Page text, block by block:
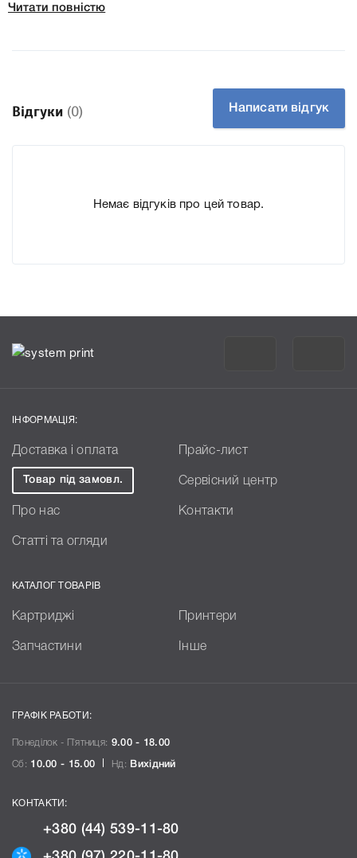
43487723 (43487711) Cyan, що дозволить Вам легко
підтвердити правильність вибору.
Читати повністю
Відгуки (0) Написати відгук
Немає відгуків про цей товар.
ІНФОРМАЦІЯ:
Доставка і оплата Прайс-лист
Товар під замовл. Сервісний центр
Про нас Контакти
Статті та огляди
КАТАЛОГ ТОВАРІВ
Картриджі Принтери
Запчастини Інше
ГРАФІК РАБОТИ:
Понеділок - П`ятниця: 9.00 - 18.00
Сб: 10.00 - 15.00 Нд: Вихідний
КОНТАКТИ:
+380 (44) 539-11-80